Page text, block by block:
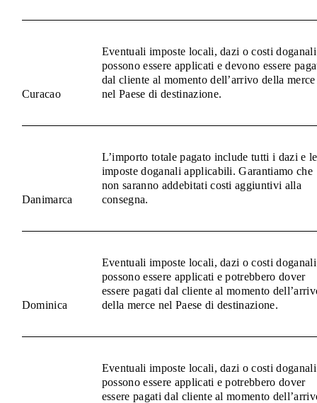
Curacao
Eventuali imposte locali, dazi o costi doganali
possono essere applicati e devono essere
dal cliente al momento dell’arrivo della merce
nel Paese di destinazione.
Danimarca
L’importo totale pagato include tutti i dazi e le
imposte doganali applicabili. Garantiamo che
non saranno addebitati costi aggiuntivi alla
consegna.
Dominica
Eventuali imposte locali, dazi o costi doganali
possono essere applicati e potrebbero dover
essere pagati dal cliente al momento
della merce nel Paese di destinazione.
Eventuali imposte locali, dazi o costi doganali
possono essere applicati e potrebbero dover
essere pagati dal cliente al momento